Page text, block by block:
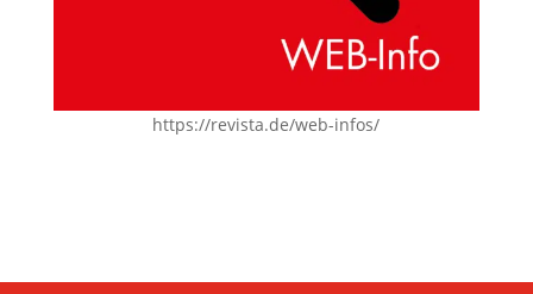
https://revista.de/web-infos/